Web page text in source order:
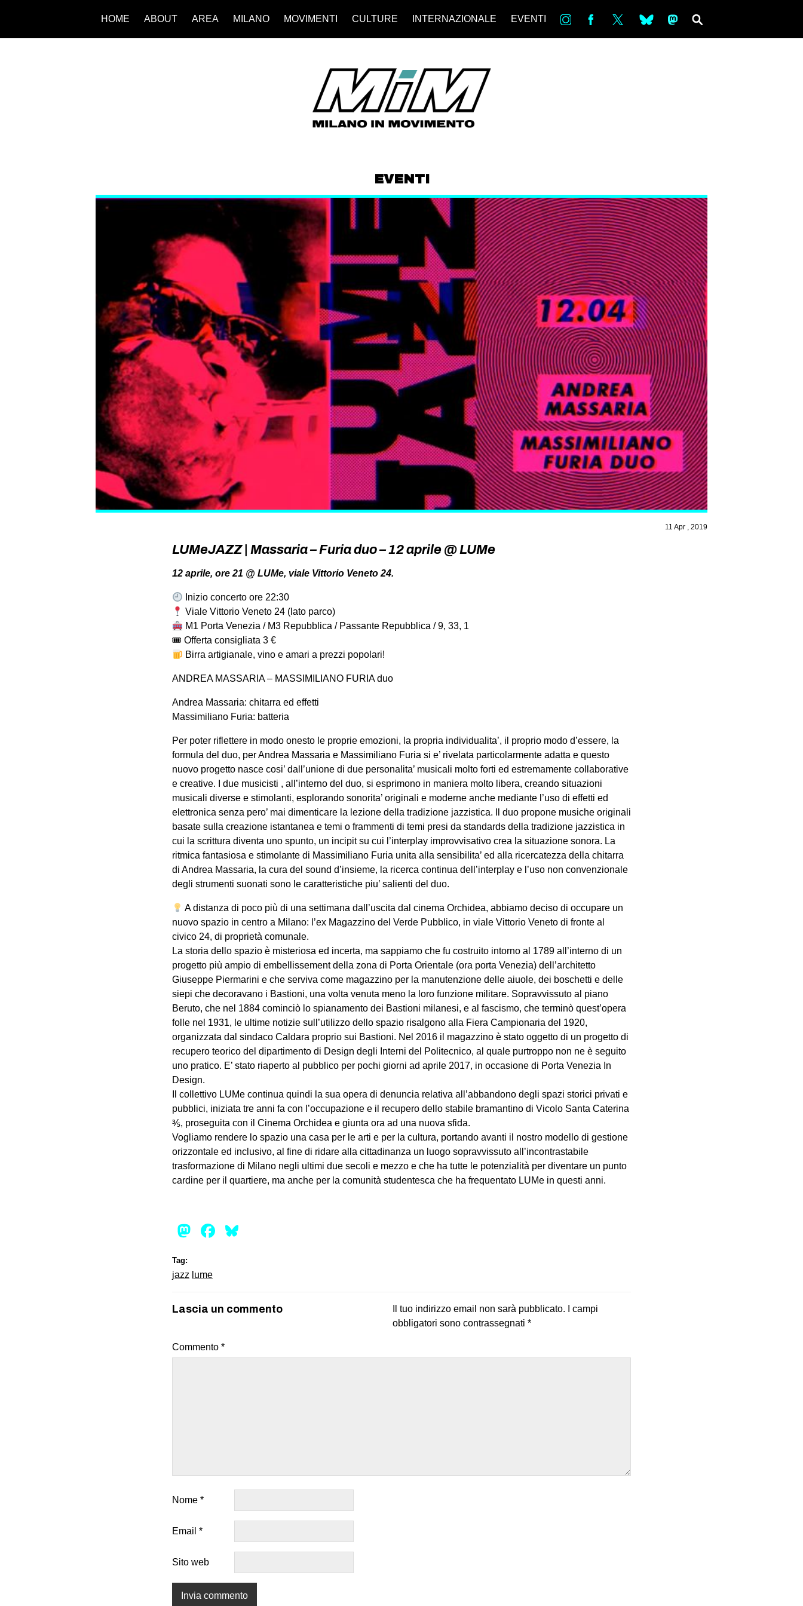
HOME ABOUT AREA MILANO MOVIMENTI CULTURE INTERNAZIONALE EVENTI in bsky ms
EVENTI
11 Apr , 2019
LUMeJAZZ | Massaria – Furia duo – 12 aprile @ LUMe
12 aprile, ore 21 @ LUMe, viale Vittorio Veneto 24.
Inizio concerto ore 22:30
Viale Vittorio Veneto 24 (lato parco)
M1 Porta Venezia / M3 Repubblica / Passante Repubblica / 9, 33, 1
🎟 Offerta consigliata 3 €
Birra artigianale, vino e amari a prezzi popolari!
ANDREA MASSARIA – MASSIMILIANO FURIA duo
Andrea Massaria: chitarra ed effetti
Massimiliano Furia: batteria
Per poter riflettere in modo onesto le proprie emozioni, la propria individualita’, il proprio modo d’essere, la
formula del duo, per Andrea Massaria e Massimiliano Furia si e’ rivelata particolarmente adatta e questo
nuovo progetto nasce cosi’ dall’unione di due personalita’ musicali molto forti ed estremamente collaborative
e creative. I due musicisti , all’interno del duo, si esprimono in maniera molto libera, creando situazioni
musicali diverse e stimolanti, esplorando sonorita’ originali e moderne anche mediante l’uso di effetti ed
elettronica senza pero’ mai dimenticare la lezione della tradizione jazzistica. Il duo propone musiche originali
basate sulla creazione istantanea e temi o frammenti di temi presi da standards della tradizione jazzistica in
cui la scrittura diventa uno spunto, un incipit su cui l’interplay improvvisativo crea la situazione sonora. La
ritmica fantasiosa e stimolante di Massimiliano Furia unita alla sensibilita’ ed alla ricercatezza della chitarra
di Andrea Massaria, la cura del sound d’insieme, la ricerca continua dell’interplay e l’uso non convenzionale
degli strumenti suonati sono le caratteristiche piu’ salienti del duo.
A distanza di poco più di una settimana dall’uscita dal cinema Orchidea, abbiamo deciso di occupare un
nuovo spazio in centro a Milano: l’ex Magazzino del Verde Pubblico, in viale Vittorio Veneto di fronte al
civico 24, di proprietà comunale.
La storia dello spazio è misteriosa ed incerta, ma sappiamo che fu costruito intorno al 1789 all’interno di un
progetto più ampio di embellissement della zona di Porta Orientale (ora porta Venezia) dell’architetto
Giuseppe Piermarini e che serviva come magazzino per la manutenzione delle aiuole, dei boschetti e delle
siepi che decoravano i Bastioni, una volta venuta meno la loro funzione militare. Sopravvissuto al piano
Beruto, che nel 1884 cominciò lo spianamento dei Bastioni milanesi, e al fascismo, che terminò quest’opera
folle nel 1931, le ultime notizie sull’utilizzo dello spazio risalgono alla Fiera Campionaria del 1920,
organizzata dal sindaco Caldara proprio sui Bastioni. Nel 2016 il magazzino è stato oggetto di un progetto di
recupero teorico del dipartimento di Design degli Interni del Politecnico, al quale purtroppo non ne è seguito
uno pratico. E’ stato riaperto al pubblico per pochi giorni ad aprile 2017, in occasione di Porta Venezia In
Design.
Il collettivo LUMe continua quindi la sua opera di denuncia relativa all’abbandono degli spazi storici privati e
pubblici, iniziata tre anni fa con l’occupazione e il recupero dello stabile bramantino di Vicolo Santa Caterina
⅗, proseguita con il Cinema Orchidea e giunta ora ad una nuova sfida.
Vogliamo rendere lo spazio una casa per le arti e per la cultura, portando avanti il nostro modello di gestione
orizzontale ed inclusivo, al fine di ridare alla cittadinanza un luogo sopravvissuto all’incontrastabile
trasformazione di Milano negli ultimi due secoli e mezzo e che ha tutte le potenzialità per diventare un punto
cardine per il quartiere, ma anche per la comunità studentesca che ha frequentato LUMe in questi anni.
Mastodon
Facebook
Tag:
jazz lume
Lascia un commento Il tuo indirizzo email non sarà pubblicato.
I campi
obbligatori sono contrassegnati *
Commento *
Nome *
Email *
Sito web